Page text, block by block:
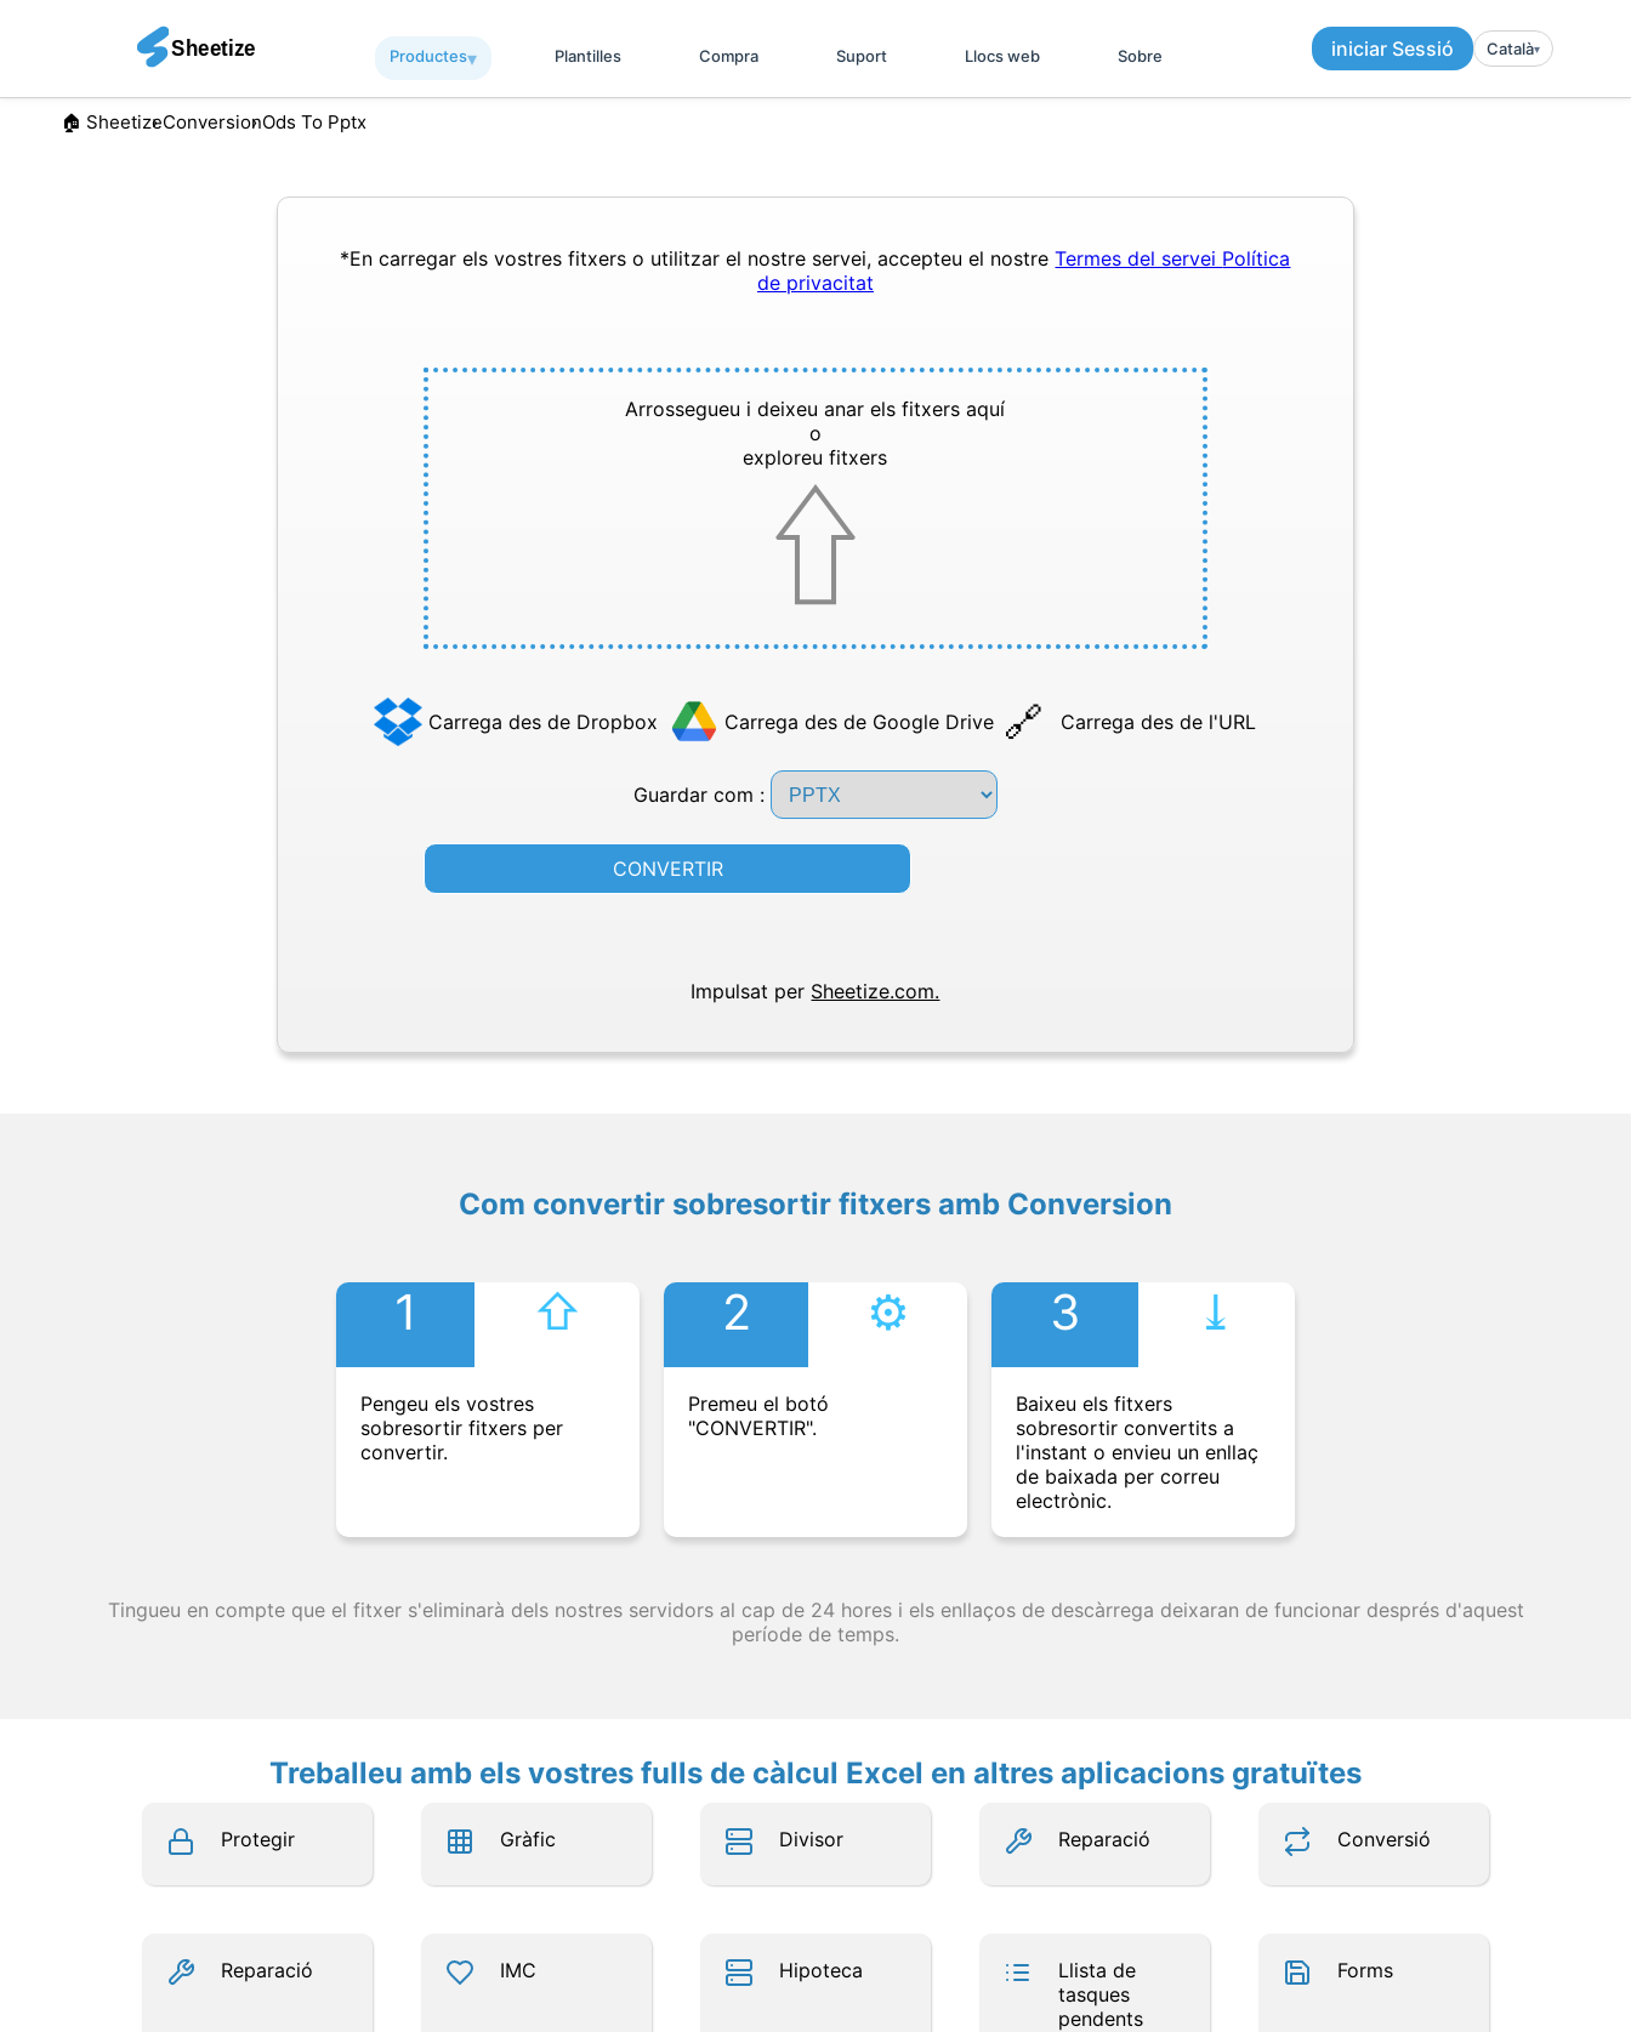
Productes▾︎ Plantilles Compra Suport Llocs web Sobre iniciar Sessió Català▾︎
🏠︎ SheetizeConversionOds To Pptx
*En carregar els vostres fitxers o utilitzar el nostre servei, accepteu el nostreTermes del servei Política
de privacitat
Arrossegueu i deixeu anar els fitxers aquí
o
exploreu fitxers
Carrega des de Dropbox Carrega des de Google Drive Carrega des de l'URL
Guardar com :
CONVERTIR
Impulsat per Sheetize.com.
Com convertir sobresortir fitxers amb Conversion
1 ⇧︎
Pengeu els vostres
sobresortir fitxers per
convertir.
2 ⚙︎
Premeu el botó
"CONVERTIR".
3 ⤓︎
Baixeu els fitxers
sobresortir convertits a
l'instant o envieu un enllaç
de baixada per correu
electrònic.
Tingueu en compte que el fitxer s'eliminarà dels nostres servidors al cap de 24 hores i els enllaços de descàrrega deixaran de funcionar després d'aquest
període de temps.
Treballeu amb els vostres fulls de càlcul Excel en altres aplicacions gratuïtes
Protegir Gràfic Divisor Reparació Conversió
Reparació IMC Hipoteca
Llista de
tasques
pendents
Forms